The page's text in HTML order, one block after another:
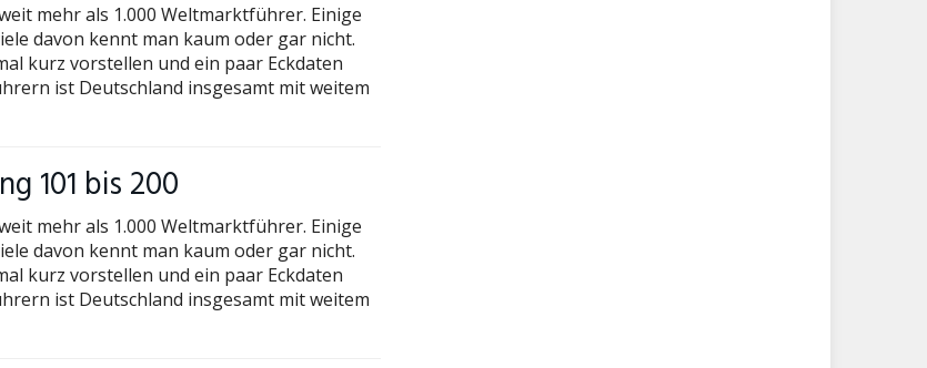
mehr als 1.000 Weltmarktführer. Einige
davon kennt man kaum oder gar nicht.
kurz vorstellen und ein paar Eckdaten
ist Deutschland insgesamt mit weitem
101 bis 200
mehr als 1.000 Weltmarktführer. Einige
davon kennt man kaum oder gar nicht.
kurz vorstellen und ein paar Eckdaten
ist Deutschland insgesamt mit weitem